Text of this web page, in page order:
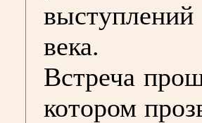
века.
Встреча
котором